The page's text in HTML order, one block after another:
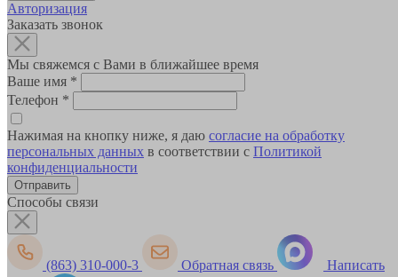
Авторизация
Заказать звонок
Мы свяжемся с Вами в ближайшее время
Ваше имя *
Телефон *
Нажимая на кнопку ниже, я даю согласие на обработку
персональных данных в соответствии с Политикой
конфиденциальности
Способы связи
(863) 310-000-3 Обратная связь Написать